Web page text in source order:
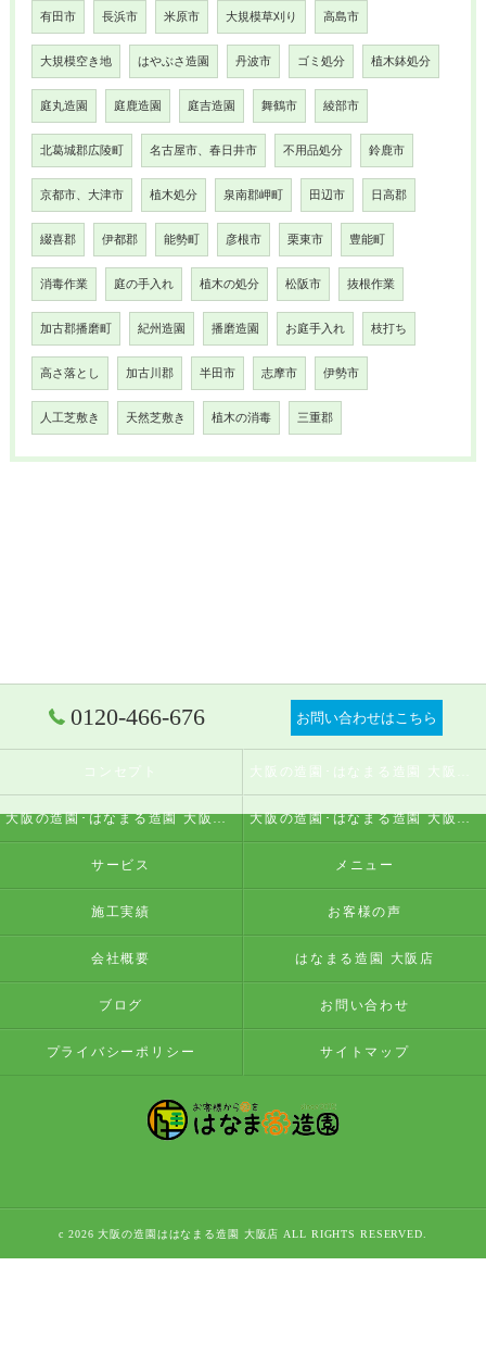
有田市 長浜市 米原市 大規模草刈り 高島市
大規模空き地 はやぶさ造園 丹波市 ゴミ処分 植木鉢処分
庭丸造園 庭鹿造園 庭吉造園 舞鶴市 綾部市
北葛城郡広陵町 名古屋市、春日井市 不用品処分 鈴鹿市
京都市、大津市 植木処分 泉南郡岬町 田辺市 日高郡
綴喜郡 伊都郡 能勢町 彦根市 栗東市 豊能町
消毒作業 庭の手入れ 植木の処分 松阪市 抜根作業
加古郡播磨町 紀州造園 播磨造園 お庭手入れ 枝打ち
高さ落とし 加古川郡 半田市 志摩市 伊勢市
人工芝敷き 天然芝敷き 植木の消毒 三重郡
0120-466-676 お問い合わせはこちら
コンセプト
大阪の造園･はなまる造園 大阪店の評判 大阪の造園･はなまる造園 大阪店のお客様の声
サービス メニュー
施工実績 お客様の声
会社概要 はなまる造園 大阪店
ブログ お問い合わせ
プライバシーポリシー サイトマップ
c 2026 大阪の造園ははなまる造園 大阪店 ALL RIGHTS RESERVED.